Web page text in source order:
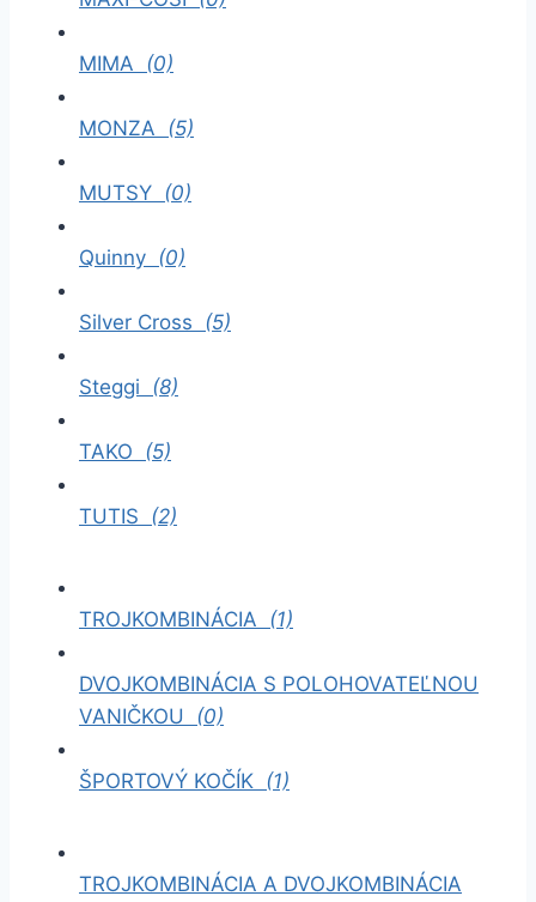
MIMA (0)
MONZA (5)
MUTSY (0)
Quinny (0)
Silver Cross (5)
Steggi (8)
TAKO (5)
TUTIS (2)
TROJKOMBINÁCIA (1)
DVOJKOMBINÁCIA S POLOHOVATEĽNOU
VANIČKOU (0)
ŠPORTOVÝ KOČÍK (1)
TROJKOMBINÁCIA A DVOJKOMBINÁCIA